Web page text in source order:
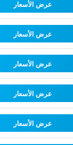
عرض الأسعار
عرض الأسعار
عرض الأسعار
عرض الأسعار
عرض الأسعار